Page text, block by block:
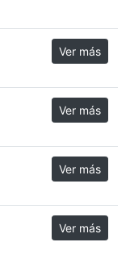
Ver más
Ver más
Ver más
Ver más